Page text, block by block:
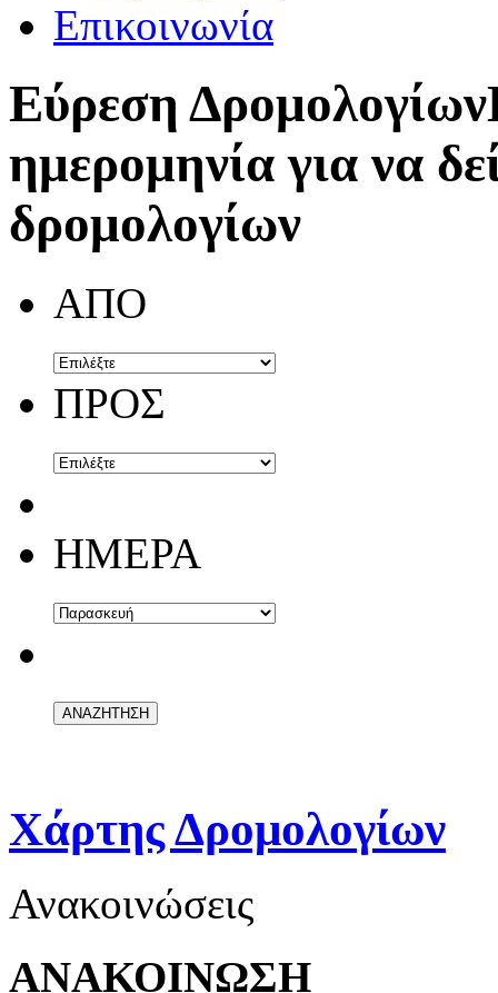
Επικοινωνία
Εύρεση Δρομολογίων
ημερομηνία για να
δρομολογίων
ΑΠΟ
ΠΡΟΣ
ΗΜΕΡΑ
Χάρτης Δρομολογίων
Ανακοινώσεις
ΑΝΑΚΟΙΝΩΣΗ